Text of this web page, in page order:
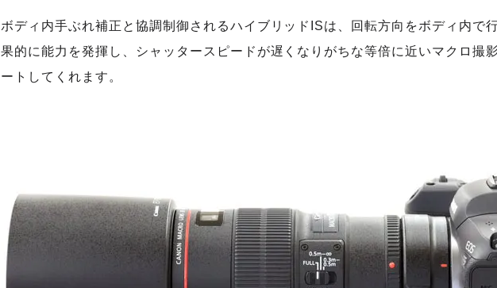
ボディ内手ぶれ補正と協調制御されるハイブリッドISは、回転方向をボディ内で
果的に能力を発揮し、シャッタースピードが遅くなりがちな等倍に近いマクロ撮
ートしてくれます。